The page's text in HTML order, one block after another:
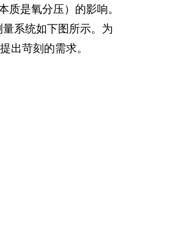
质是氧分压）的影响。
系统如下图所示。为
出苛刻的需求。